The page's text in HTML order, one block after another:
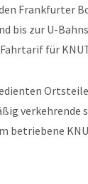
Frankfurter
bis zur U-
für
verkehrende
betriebene